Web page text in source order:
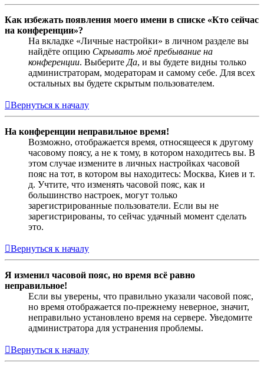
Как избежать появления моего имени в списке «Кто сейчас
на конференции»?
На вкладке «Личные настройки» в личном разделе вы
найдёте опцию Скрывать моё пребывание на
конференции. Выберите Да, и вы будете видны только
администраторам, модераторам и самому себе. Для всех
остальных вы будете скрытым пользователем.
Вернуться к началу
На конференции неправильное время!
Возможно, отображается время, относящееся к другому
часовому поясу, а не к тому, в котором находитесь вы. В
этом случае измените в личных настройках часовой
пояс на тот, в котором вы находитесь: Москва, Киев и т.
д. Учтите, что изменять часовой пояс, как и
большинство настроек, могут только
зарегистрированные пользователи. Если вы не
зарегистрированы, то сейчас удачный момент сделать
это.
Вернуться к началу
Я изменил часовой пояс, но время всё равно
неправильное!
Если вы уверены, что правильно указали часовой пояс,
но время отображается по-прежнему неверное, значит,
неправильно установлено время на сервере. Уведомите
администратора для устранения проблемы.
Вернуться к началу